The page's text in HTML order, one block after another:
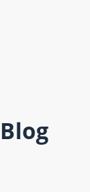
Blog